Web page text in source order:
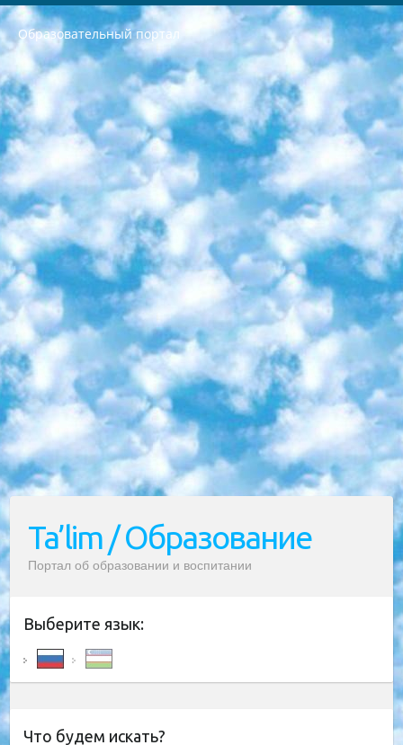
Образовательный портал
РЕСПУБЛИКА УЗБЕКИСТАН МИНИСТРЕРСТВО ДОШКОЛЬНОГО И ШКОЛЬНОГО ОБРАЗОВАНИЯ КОМАНДА в общеобразовательных учреждениях в 2023-2024 учебном году организация и проведение итоговой государственной аттестации обучающихся о Министра дошкольного и школьного образования Республики Узбекистан от 4 марта 2008 года (постановлением Минюста от 20 марта 2008 года № 1778 государственной регистрации) «Итоговое состояние учащихся общего среднего образования на основании положения об утверждении положения об аттестации общего среднего образования выпускной экзамен студентов в образовательных учреждениях в 2023-2024 учебном году В целях организации и прохождения аттестации приказываю: 1. Следующее: перечень предметов, по которым будет проводиться итоговая государственная аттестация и экзамен формы перевода согласно приложению 1; сертификаты международного образца, оценивающие уровень владения иностранными языками перечень согласно приложению 2; 2. Педагогический при специализированных образовательных учреждениях. научно-практический центр квалификации и международной оценки (Д.Давидова) 2024 г. До 25 марта: задания по предметам, по которым будет проводиться итоговая аттестация разработка и утверждение технических условий; итоговая аттестация на основании разработанного предметного задания разработка вопросов по предметам (устно и письменно), экзамен передача; общеобразовательные средние школы и специальные учебные заведения учащиеся выпускных классов школ и интернатов в агентской системе подготовка базы данных экзаменационных материалов и критериев оценки; перевод базы экзаменационных материалов на все языки обучения подать в Республиканский образовательный центр для изготовления; варианты экзаменов на основе разработанных контрольных материалов пусть будут поставлены задачи формирования. 3. Республиканский образовательный центр (Ш.Худайкулов) до 5 апреля 2024 года. до: база данных предоставленных экзаменационных материалов на все языки обучения перевод и экспертиза; для слепых, слабовидящих, глухих, слабослышащих и умственно отсталых детей учащиеся выпускных классов специализированных школ и школ-интернатов база данных экзаменационных материалов на всех преподаваемых языках подготовка критериев оценки; специализированные школы для умственно отсталых детей и технологии для учащихся выпускных классов школ-интернатов разработка соответствующих рекомендаций и критериев проведения ЕГЭ по естествознанию давать задания. 4. Педагогический при специализированных образовательных учреждениях. Научно-практический центр навыков и международной оценки (Д.Давидова), Республика образовательный центр (Худайкулов Ш.) итоговый государственный аттестационный экзамен ориентирован на творческое и логическое мышление при подготовке базы материалов учитывать введение заданий. 5. Следует отметить, что: сертификат государственного образца о знании общеобразовательного предмета и как минимум национальный уровень B1 по предметам на иностранных языках, указанным в Приложении 2. или международно признанный сертификат эквивалентного уровня студенты, изучающие определенный предмет, освобождаются от экзамена; по соответствующим предметам запланирована итоговая государственная аттестация за день до дня, путем жеребьевки Рабочей группой (в письменной форме по предметам, проводимым в форме) из числа сформированных вариантов выбрано 2 варианта; 2 выбранных варианта экзамена анонсированы на официальном сайте министерства и все выпускники по всей стране на основе этих вариантов проводит итоговую государственную аттестацию. 6. Государственное образование учащихся средних общеобразовательных учреждений. знания в соответствии с квалификационными требованиями, которые необходимо приобрести на основании стандартов итоговый (выпускной) контроль для 9 и 11 классов в целях тестирования Экзамены (далее – экзамены) состоят из предметов, перечисленных в приложении 1. будет сделано. 7. Экзамены пройдут с 26 мая по 15 июня 2024 г. (кроме науки физического воспитания). 8. Физическая для учащихся 9 классов общесредних образовательных учреждений. Экзамены по предмету «Образование, квалификация медицина» 1-6 мая 2024 года. сотрудники перевести под присмотр (с отклонениями в физическом или умственном развитии) специализированная школа для детей, школы-интернаты и со сколиозом школы-интернаты санаторного типа для больных детей исключены). 9. Он был слепым, слабовидящим и имел нарушения опорно-двигательного аппарата. экзамены в специализированных школах и интернатах для детей должны проводиться исходя из требований, предъявляемых к общеобразовательным учреждениям (физкультура кроме науки). 10. Специализированная школа для глухих и слабослышащих детей. и экзамены в интернатах и быть реализован в виде письменного теста по математике. 11. Специальность для умственно отсталых детей. Для 9 класса Родной язык и литературное письмо Государственный язык (язык обучения – узбекский). для неклассов) написано Математическое письмо Письменная/устная история Узбекистана Физическое воспитание практично Итоговый контроль Для 11 класса Написание родного языка и литературы (эссе) Математическое письмо Узбекский язык (обучение на узбекском языке) не посещающее общее среднее образование для учреждений)/Образовательное учреждение выбор письменный и устный Иностранный язык письменный/устный Письменная/устная история Узбекистана *По выбору студента:  Химия  Физика  Основы государственного права  География 10 бесплатных образовательных ресурсов - Мы составили подборку онлайн-проектов с интерактивными упражнениями, видеолекциями и статьями. Они помогут вам обрести новые и освежить старые знания бесплатно. 1. «ИНТУИТ» Старейшая образовательная площадка Рунета. Здесь вы найдёте сотни текстовых и видеокурсов на десятки различных тем — от программирования до психологии. Многие курсы подготовлены российскими университетами и крупными международными компаниями вроде Intel и Microsoft. Самостоятельное обучение бесплатное, но желающие могут оплатить услуги персональных наставников. 2. «Смартия» знакомит с актуальными профессиями и подсказывает, как им обучаться. Выбрав заинтересовавшую вас специальность — SMM-специалист, фотограф, веб-дизайнер или другую, — увидите список необходимых для неё умений. Чтобы вы могли освоить их самостоятельно, для каждого умения площадка отображает подборку ссылок на учебные материалы. Хотя «Смартия» ориентируется на русскоязычную аудиторию, часть контента всё же доступна только на английском. 3. «Лекторий Физтеха» Проект Московского физико-технического института (Физтеха). С его помощью вы можете смотреть онлайн серии лекций, записанные на видео в этом вузе. В числе доступных предметов — физика, биология, химия, информационные технологии и другие. К некоторым лекциям администрация ресурса прилагает готовые конспекты, которые можно скачивать в PDF-формате. 4. ITMOcourses Онлайн-площадка Санкт-Петербургского национального исследовательского университета информационных технологий, механики и оптики (ИТМО). Ресурс предоставляет свободный доступ к курсам, разработанным в этом вузе. Каталог материалов разбит на четыре категории: «Оптические системы и технологии», «Приборостроение и робототехника», «Информационные технологии» и «Биотехнологии». Курсы состоят из видеолекций, интерактивных демонстраций и заданий. 5. «КиберЛенинка» Электронная научная библиотека открытого доступа. Каталог площадки регулярно обрастает текстами статей из различных научных изданий. Сгруппированные по журналам и рубрикам публикации можно читать онлайн или скачивать целиком в PDF-формате. Проект нацелен на популяризацию науки за счёт открытого доступа к качественной информации. 6. «ПостНаука» На этом ресурсе публикуют подборки видеолекций, составленные экспертами из разных отраслей и объединённые общими темами. Среди них, к примеру, есть серии «Биоинформатика и геномика», «Культура средневековой Скандинавии» и Cinema Studies о теории кино. Каждая подборка лекций — логически связанная история, рассказанная экспертом от первого лица. Кроме того, на сайте появляются научно-образовательные статьи и тесты на разные темы. 7. «Newочём» Команда проекта «Newочём» отбирает самые интересные тексты из англоязычных СМИ и переводит те из них, за которые голосуют участники сообщества «ВКонтакте». По большей части это научно-популярные статьи. Редакторы придумывают лишь заголовки, в остальном содержание переводов соответствует оригиналам. Полные тексты можно читать прямо в социальной сети. 8. InternetUrok Онлайн-база материалов по основным дисциплинам школьной программы. Информация на сайте структурирована по классам, предметам и темам (урокам). Каждый урок состоит из видеолекций и конспектов. Есть также интерактивные тренажёры и тесты для закрепления пройденного материала. Даже если вы давно окончили школу, возможность повторить программу старших классов всегда может пригодиться. 9. Edutainme Ещё один ресурс об образовании. В отличие от Newtonew, как мне кажется, Edutainme больше ориентируется на представителей индустрии: педагогов, предпринимателей, разработчиков образовательных проектов. Но и любой, кто просто стремится к саморазвитию, найдёт на сайте много полезного и интересного для себя. Например, информацию о новых курсах и образовательных сервисах. 10. Newtonew Онлайн-медиа об образовании и обучении в широком смысле. Авторы Newtonew пишут об инструментах, заведениях, тактиках и стратегиях, которые помогают учить других и получать новые знания самостоятельно. На этой площадке вы найдёте новости, обзоры, аналитические мат
Ta’lim / Образование
Портал об образовании и воспитании
Выберите язык:
Что будем искать?